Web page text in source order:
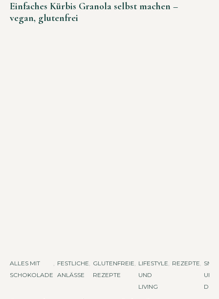
Einfaches Kürbis Granola selbst machen –
vegan, glutenfrei
ALLES MIT
SCHOKOLADE
FESTLICHE
ANLÄSSE
GLUTENFREIE
REZEPTE
LIFESTYLE
UND
LIVING
REZEPTE
UND